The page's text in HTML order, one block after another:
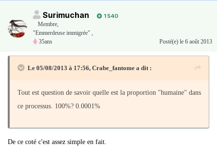
Surimuchan
1 540
Membre
"Emmerdeuse immigrée" ,
35ans
Posté(e) le 6 août 2013
Le 05/08/2013 à 17:56, Crabe_fantome a dit :
Tout est question de savoir quelle est la proportion "humaine" dans
ce processus. 100%? 0.0001%
De ce coté c'est assez simple en fait.